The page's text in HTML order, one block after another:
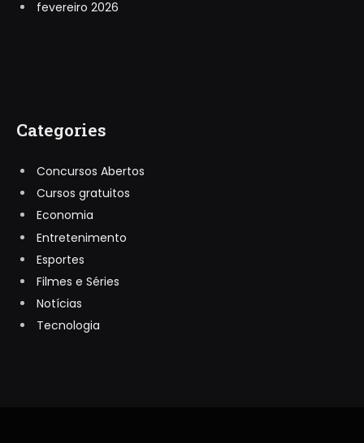
fevereiro 2026
Categories
Concursos Abertos
Cursos gratuitos
Economia
Entretenimento
Esportes
Filmes e Séries
Notícias
Tecnologia